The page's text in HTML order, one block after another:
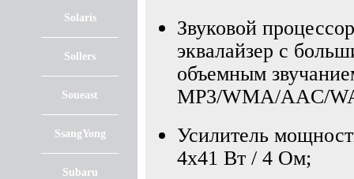
Solaris
Sollers
Soueast
SsangYong
Subaru
Звуковой
эквалайзер с
объемным
MP3/WMA/AAC/
Усилитель
4x41 Вт / 4 Ом;